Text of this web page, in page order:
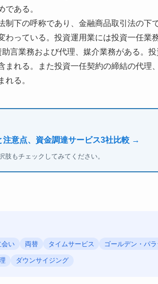
ある。
下の呼称であり、金融商品取引法の下
わっている。投資運用業には投資一任業
言業務および代理、媒介業務がある。
まれる。また投資一任契約の締結の代理
れる。
注意点、資金調達サービス3社比較 →
もチェックしてみてください。
会い 両替 タイムサービス ゴールデン・パラ
ダウンサイジング